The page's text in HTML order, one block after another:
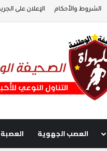
الشروط والأحكام الإعلان على
العصب الجهوية